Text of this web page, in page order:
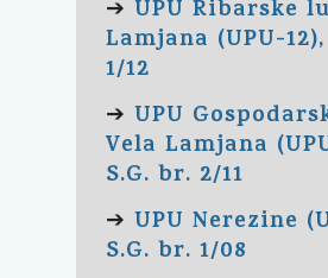
➔ UPU Ribarske
Lamjana (UPU-
1/12
➔ UPU
Vela Lamjana
S.G. br. 2/11
➔ UPU Nerezine
S.G. br. 1/08